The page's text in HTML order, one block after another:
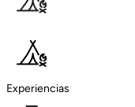
Experiencias